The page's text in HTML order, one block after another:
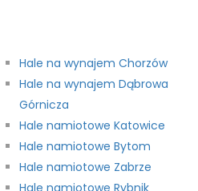
Hale na wynajem Chorzów
Hale na wynajem Dąbrowa
Górnicza
Hale namiotowe Katowice
Hale namiotowe Bytom
Hale namiotowe Zabrze
Hale namiotowe Rybnik